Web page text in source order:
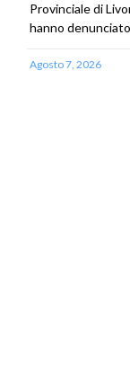
Provinciale di
hanno
Agosto 7, 2026